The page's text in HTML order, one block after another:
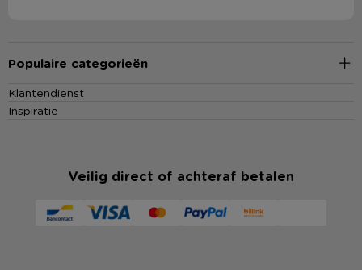
Populaire categorieën
Klantendienst
Inspiratie
Veilig direct of achteraf betalen